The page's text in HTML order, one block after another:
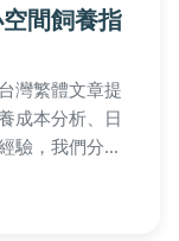
間飼養指
灣繁體文章提
成本分析、日
驗，我們分享
都能從中獲